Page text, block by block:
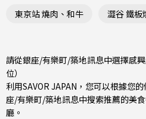
東京站 燒肉、和牛 澀谷 鐵板
請從銀座/有樂町/築地訊息中選擇感
位）
利用SAVOR JAPAN，您可以根據您
座/有樂町/築地訊息中搜索推薦的美
廳。